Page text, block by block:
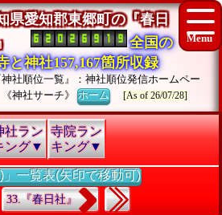
県愛知郡東郷町の『春日
全国の
と神社157,167箇所収録
神社順位一覧』：神社順位発信ホームペー
《神社サーチ》ホーム [As of 26/07/28]
社ラン
ング▼
寺院ラン
キング▼
一覧表(矢印で移動可)
33.『春日社』